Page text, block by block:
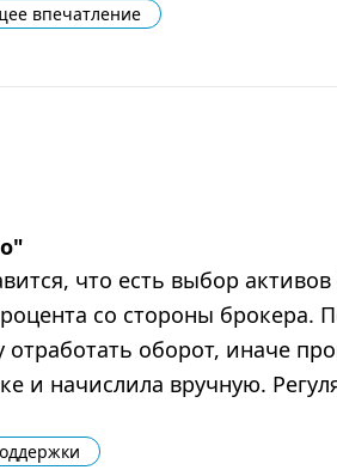
впечатление
"
что есть выбор
со стороны брокера.
отработать оборот, иначе
и начислила вручную.